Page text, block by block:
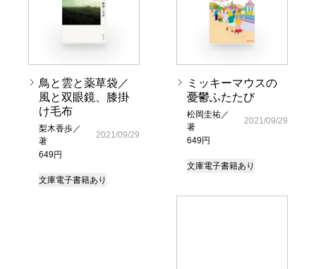
鳥と雲と薬草袋／
風と双眼鏡、膝掛
け毛布
梨木香歩／
著
649円
2021/09/29
文庫電子書籍あり
ミッキーマウスの
憂鬱ふたたび
松岡圭祐／
著
649円
2021/09/29
文庫電子書籍あり